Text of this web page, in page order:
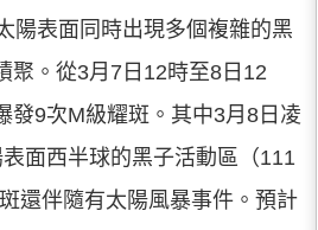
陽表面同時出現多個複雜的黑
聚。從3月7日12時至8日12
發9次M級耀斑。其中3月8日凌
面西半球的黑子活動區（111
還伴隨有太陽風暴事件。預計